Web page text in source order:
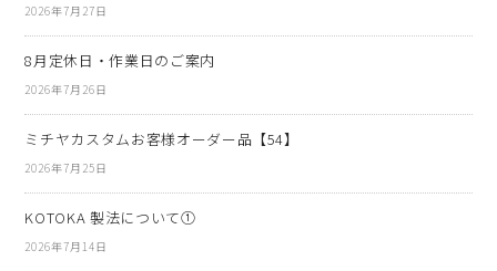
2026年7月27日
8月定休日・作業日のご案内
2026年7月26日
ミチヤカスタムお客様オーダー品【54】
2026年7月25日
KOTOKA 製法について①
2026年7月14日